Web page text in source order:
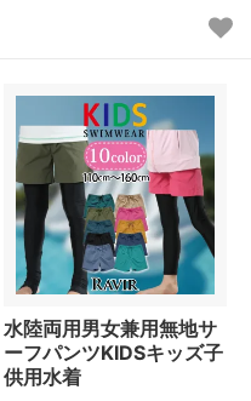
水陸両用男女兼用無地サ
ーフパンツKIDSキッズ子
供用水着